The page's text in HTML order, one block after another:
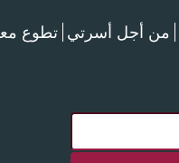
من أجل أسرتي تطوع